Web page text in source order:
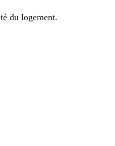
du logement.